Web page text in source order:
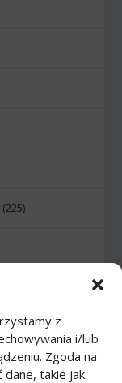
z
i/lub
Zgoda na
takie jak
(225)